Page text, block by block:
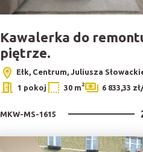
Kawalerka do
piętrze.
Ełk, Centrum, Juliusza
1 pokoj
30 m2 6 833,33
MKW-MS-1615